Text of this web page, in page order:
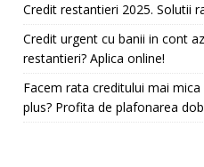
Credit restantieri 2025. Solutii
Credit urgent cu banii in cont
restantieri? Aplica online!
Facem rata creditului mai
plus? Profita de plafonarea